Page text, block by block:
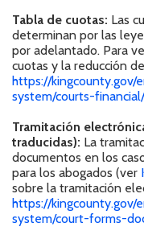
Tabla de cuotas: Las
determinan por las
por adelantado. Para
cuotas y la reducción
https://kingcounty.gov/
system/courts-
Tramitación
traducidas): La
documentos en los
para los abogados (ver
sobre la tramitación
https://kingcounty.gov/
system/court-forms-